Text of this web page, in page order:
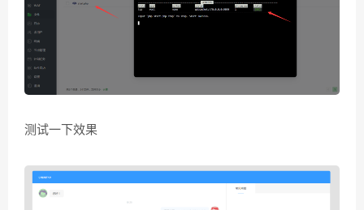
测试一下效果